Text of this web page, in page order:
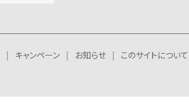
キャンペーン お知らせ このサイトについて